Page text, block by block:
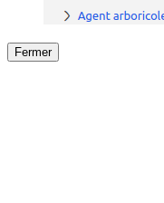
Fermer